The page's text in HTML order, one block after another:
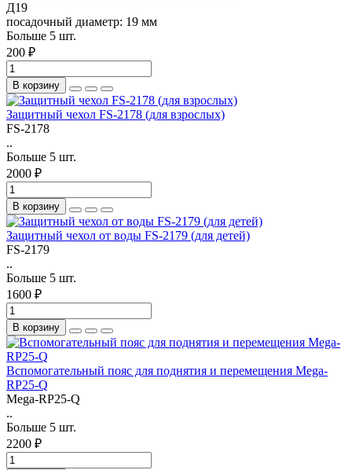
Д19
посадочный диаметр: 19 мм
Больше 5 шт.
200 ₽
В корзину
Защитный чехол FS-2178 (для взрослых)
FS-2178
..
Больше 5 шт.
2000 ₽
В корзину
Защитный чехол от воды FS-2179 (для детей)
FS-2179
..
Больше 5 шт.
1600 ₽
В корзину
Вспомогательный пояс для поднятия и перемещения Mega-
RP25-Q
Mega-RP25-Q
..
Больше 5 шт.
2200 ₽